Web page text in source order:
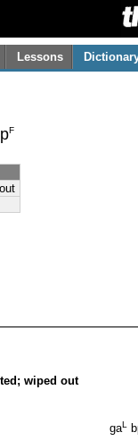
Lessons
F
wiped out
gaL